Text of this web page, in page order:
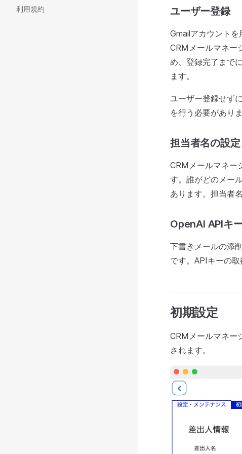
利用規約
ユーザー登録
Gmailアカウントを
CRMメールマネー
め、登録完了まで
ます。
ユーザー登録せず
を行う必要がありま
担当者名の設定
CRMメールマネー
す。誰がどのメー
あります。担当者
OpenAI APIキ
下書きメールの添
です。APIキーの取
初期設定
CRMメールマネー
されます。